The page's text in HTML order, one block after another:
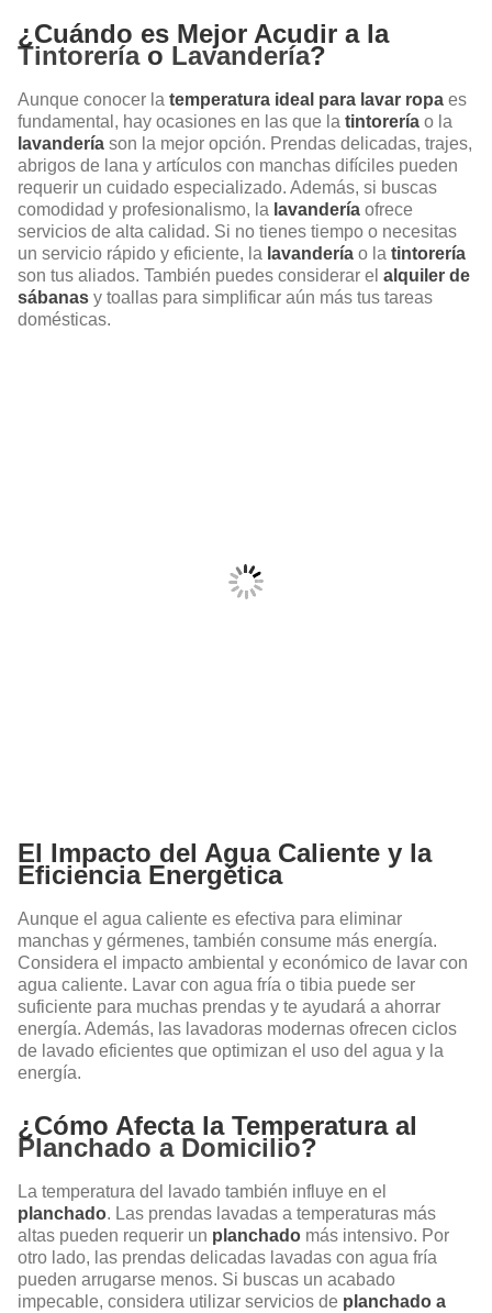
¿Cuándo es Mejor Acudir a la
Tintoreríao Lavandería?
Aunque conocer la temperatura ideal para lavar ropa es
fundamental, hay ocasiones en las que la tintorería o la
lavandería son la mejor opción. Prendas delicadas, trajes,
abrigos de lana y artículos con manchas difíciles pueden
requerir un cuidado especializado. Además, si buscas
comodidad y profesionalismo, la lavandería ofrece
servicios de alta calidad. Si no tienes tiempo o necesitas
un servicio rápido y eficiente, la lavandería o la tintorería
son tus aliados. También puedes considerar el alquiler de
sábanas y toallas para simplificar aún más tus tareas
domésticas.
El Impacto del Agua Caliente y la
Eficiencia Energética
Aunque el agua caliente es efectiva para eliminar
manchas y gérmenes, también consume más energía.
Considera el impacto ambiental y económico de lavar con
agua caliente. Lavar con agua fría o tibia puede ser
suficiente para muchas prendas y te ayudará a ahorrar
energía. Además, las lavadoras modernas ofrecen ciclos
de lavado eficientes que optimizan el uso del agua y la
energía.
¿Cómo Afecta la Temperatura al
Planchado a Domicilio?
La temperatura del lavado también influye en el
planchado. Las prendas lavadas a temperaturas más
altas pueden requerir un planchado más intensivo. Por
otro lado, las prendas delicadas lavadas con agua fría
pueden arrugarse menos. Si buscas un acabado
impecable, considera utilizar servicios de planchado a